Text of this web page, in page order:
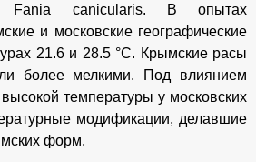
Fania canicularis. В опытах
и московские географические
21.6 и 28.5 °С. Крымские расы
более мелкими. Под влиянием
температуры у московских
модификации, делавшие
форм.